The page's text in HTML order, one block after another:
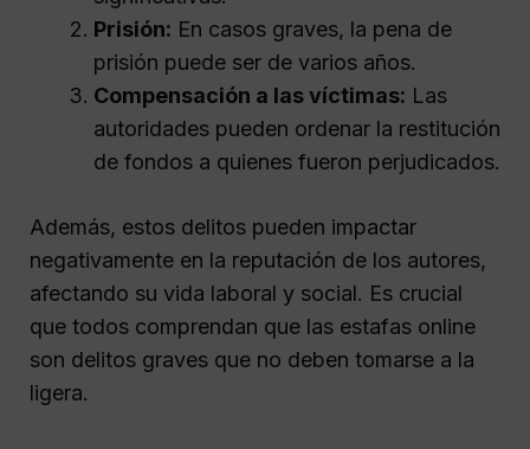
Prisión: En casos graves, la pena de
prisión puede ser de varios años.
Compensación a las víctimas: Las
autoridades pueden ordenar la restitución
de fondos a quienes fueron perjudicados.
Además, estos delitos pueden impactar
negativamente en la reputación de los autores,
afectando su vida laboral y social. Es crucial
que todos comprendan que las estafas online
son delitos graves que no deben tomarse a la
ligera.